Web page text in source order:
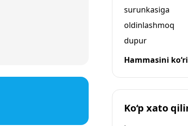
surunkasiga
oldinlashmoq
dupur
Hammasini
Ko‘p xato